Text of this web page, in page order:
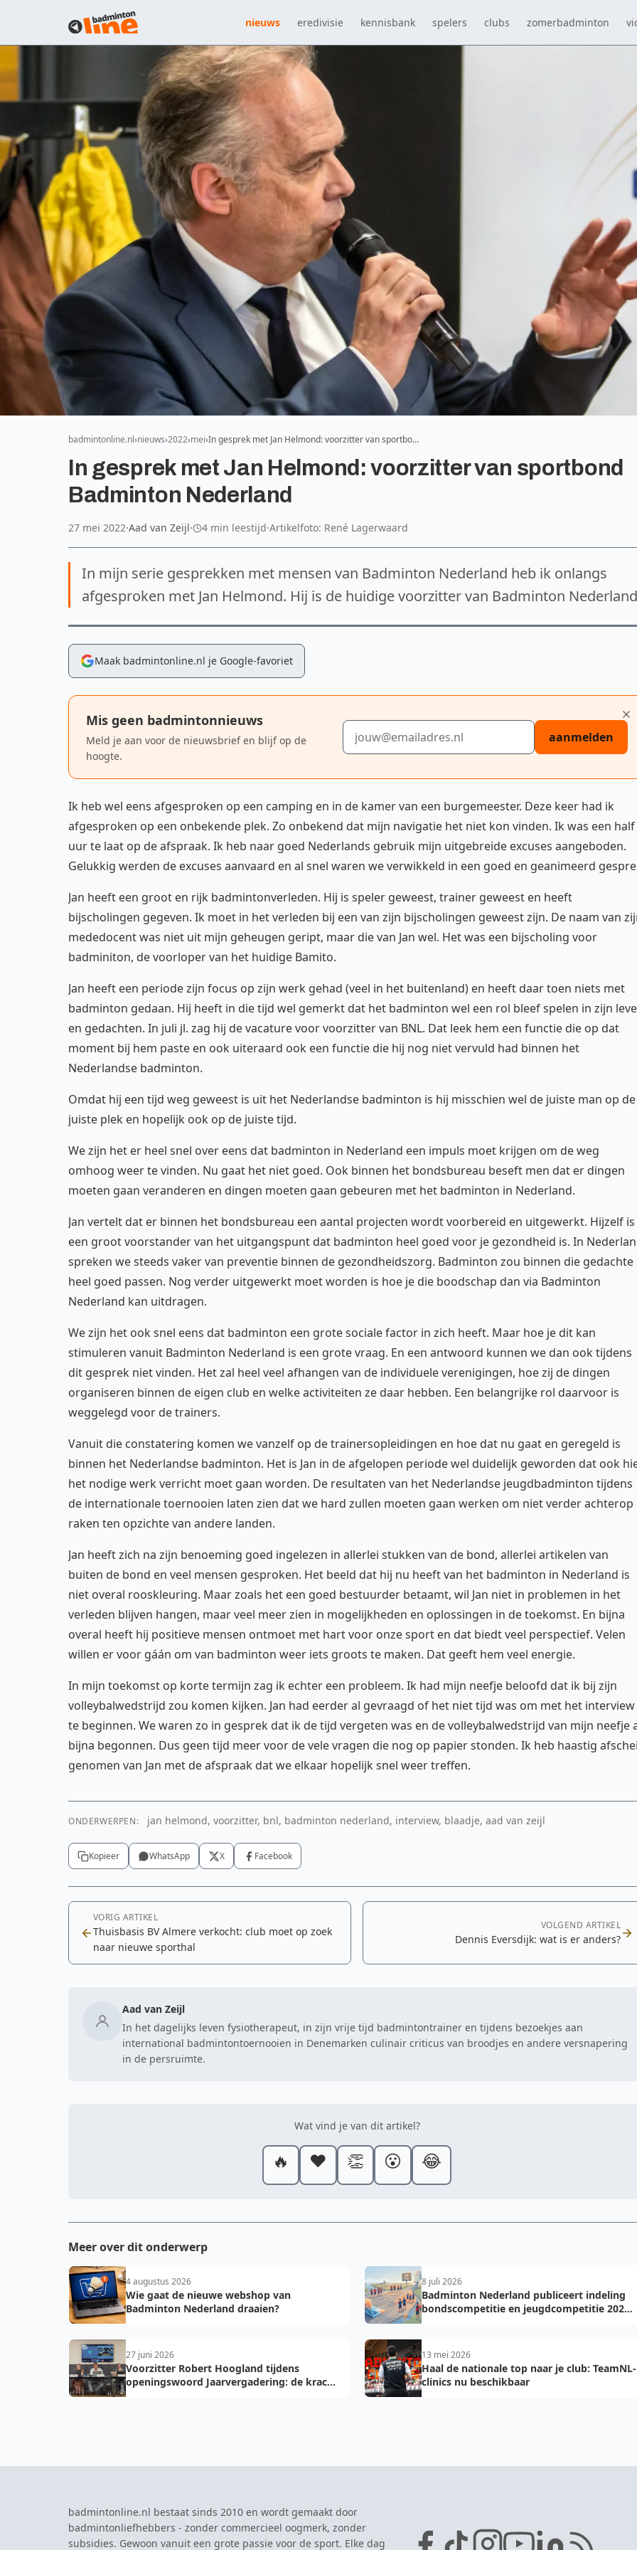
nieuws eredivisie kennisbank spelers clubs zomerbadminton
badmintonline.nl nieuws 2022 mei In gesprek met Jan Helmond: voorzitter van sportbo…
In gesprek met Jan Helmond: voorzitter van sportbond
Badminton Nederland
27 mei 2022·Aad van Zeijl· 4 min leestijd·Artikelfoto: René Lagerwaard
In mijn serie gesprekken met mensen van Badminton Nederland heb ik onlangs
afgesproken met Jan Helmond. Hij is de huidige voorzitter van Badminton
Maak badmintonline.nl je Google-favoriet
Mis geen badmintonnieuws
Meld je aan voor de nieuwsbrief en blijf op de
hoogte.
E-mailadres
aanmelden
Ik heb wel eens afgesproken op een camping en in de kamer van een burgemeester. Deze keer had ik
afgesproken op een onbekende plek. Zo onbekend dat mijn navigatie het niet kon vinden. Ik was een half
uur te laat op de afspraak. Ik heb naar goed Nederlands gebruik mijn uitgebreide excuses aangeboden.
Gelukkig werden de excuses aanvaard en al snel waren we verwikkeld in een goed en geanimeerd
Jan heeft een groot en rijk badmintonverleden. Hij is speler geweest, trainer geweest en heeft
bijscholingen gegeven. Ik moet in het verleden bij een van zijn bijscholingen geweest zijn. De naam van
mededocent was niet uit mijn geheugen geript, maar die van Jan wel. Het was een bijscholing voor
badminiton, de voorloper van het huidige Bamito.
Jan heeft een periode zijn focus op zijn werk gehad (veel in het buitenland) en heeft daar toen niets met
badminton gedaan. Hij heeft in die tijd wel gemerkt dat het badminton wel een rol bleef spelen in zijn
en gedachten. In juli jl. zag hij de vacature voor voorzitter van BNL. Dat leek hem een functie die op dat
moment bij hem paste en ook uiteraard ook een functie die hij nog niet vervuld had binnen het
Nederlandse badminton.
Omdat hij een tijd weg geweest is uit het Nederlandse badminton is hij misschien wel de juiste man op de
juiste plek en hopelijk ook op de juiste tijd.
We zijn het er heel snel over eens dat badminton in Nederland een impuls moet krijgen om de weg
omhoog weer te vinden. Nu gaat het niet goed. Ook binnen het bondsbureau beseft men dat er dingen
moeten gaan veranderen en dingen moeten gaan gebeuren met het badminton in Nederland.
Jan vertelt dat er binnen het bondsbureau een aantal projecten wordt voorbereid en uitgewerkt. Hijzelf is
een groot voorstander van het uitgangspunt dat badminton heel goed voor je gezondheid is. In
spreken we steeds vaker van preventie binnen de gezondheidszorg. Badminton zou binnen die gedachte
heel goed passen. Nog verder uitgewerkt moet worden is hoe je die boodschap dan via Badminton
Nederland kan uitdragen.
We zijn het ook snel eens dat badminton een grote sociale factor in zich heeft. Maar hoe je dit kan
stimuleren vanuit Badminton Nederland is een grote vraag. En een antwoord kunnen we dan ook tijdens
dit gesprek niet vinden. Het zal heel veel afhangen van de individuele verenigingen, hoe zij de dingen
organiseren binnen de eigen club en welke activiteiten ze daar hebben. Een belangrijke rol daarvoor is
weggelegd voor de trainers.
Vanuit die constatering komen we vanzelf op de trainersopleidingen en hoe dat nu gaat en geregeld is
binnen het Nederlandse badminton. Het is Jan in de afgelopen periode wel duidelijk geworden dat ook
het nodige werk verricht moet gaan worden. De resultaten van het Nederlandse jeugdbadminton tijdens
de internationale toernooien laten zien dat we hard zullen moeten gaan werken om niet verder achterop
raken ten opzichte van andere landen.
Jan heeft zich na zijn benoeming goed ingelezen in allerlei stukken van de bond, allerlei artikelen van
buiten de bond en veel mensen gesproken. Het beeld dat hij nu heeft van het badminton in Nederland is
niet overal rooskleuring. Maar zoals het een goed bestuurder betaamt, wil Jan niet in problemen in het
verleden blijven hangen, maar veel meer zien in mogelijkheden en oplossingen in de toekomst. En bijna
overal heeft hij positieve mensen ontmoet met hart voor onze sport en dat biedt veel perspectief. Velen
willen er voor gáán om van badminton weer iets groots te maken. Dat geeft hem veel energie.
In mijn toekomst op korte termijn zag ik echter een probleem. Ik had mijn neefje beloofd dat ik bij zijn
volleybalwedstrijd zou komen kijken. Jan had eerder al gevraagd of het niet tijd was om met het interview
te beginnen. We waren zo in gesprek dat ik de tijd vergeten was en de volleybalwedstrijd van mijn neefje
bijna begonnen. Dus geen tijd meer voor de vele vragen die nog op papier stonden. Ik heb haastig
genomen van Jan met de afspraak dat we elkaar hopelijk snel weer treffen.
ONDERWERPEN: jan helmond, voorzitter, bnl, badminton nederland, interview, blaadje, aad van zeijl
Kopieer WhatsApp X Facebook
VORIG ARTIKEL
Thuisbasis BV Almere verkocht: club moet op zoek
naar nieuwe sporthal
VOLGEND ARTIKEL
Dennis Eversdijk: wat is er anders?
Aad van Zeijl
In het dagelijks leven fysiotherapeut, in zijn vrije tijd badmintontrainer en tijdens bezoekjes aan
international badmintontoernooien in Denemarken culinair criticus van broodjes en andere versnapering
in de persruimte.
Wat vind je van dit artikel?
🔥 ❤️ 👏 😮 😂
Meer over dit onderwerp
4 augustus 2026
Wie gaat de nieuwe webshop van
Badminton Nederland draaien?
8 juli 2026
Badminton Nederland publiceert indeling
bondscompetitie en jeugdcompetitie 2026-
27 juni 2026
Voorzitter Robert Hoogland tijdens
openingswoord Jaarvergadering: de kracht
13 mei 2026
Haal de nationale top naar je club: TeamNL-
clinics nu beschikbaar
badmintonline.nl bestaat sinds 2010 en wordt gemaakt door
badmintonliefhebbers - zonder commercieel oogmerk, zonder
subsidies. Gewoon vanuit een grote passie voor de sport. Elke dag